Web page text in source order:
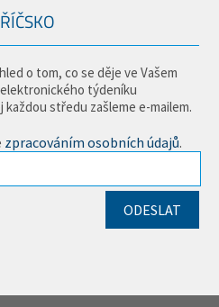
o tom, co se děje ve Vašem
týdeníku
každou středu zašleme e-mailem.
zpracováním osobních údajů.